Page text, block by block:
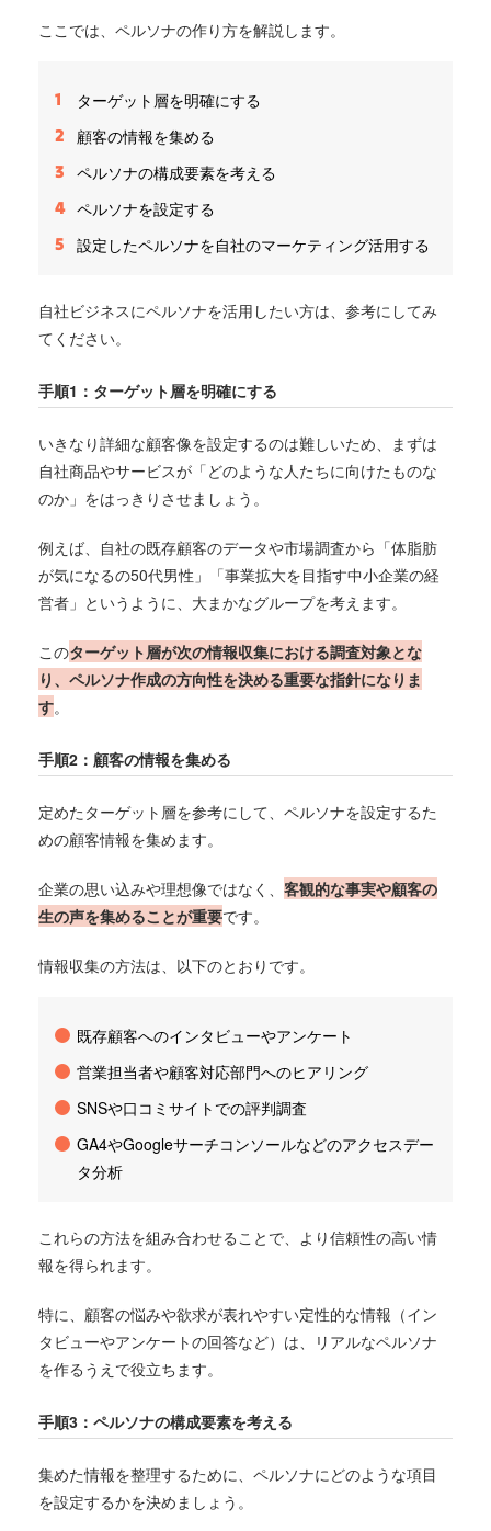
ここでは、ペルソナの作り方を解説します。
ターゲット層を明確にする
顧客の情報を集める
ペルソナの構成要素を考える
ペルソナを設定する
設定したペルソナを自社のマーケティング活用する
自社ビジネスにペルソナを活用したい方は、参考にしてみ
てください。
手順1：ターゲット層を明確にする
いきなり詳細な顧客像を設定するのは難しいため、まずは
自社商品やサービスが「どのような人たちに向けたものな
のか」をはっきりさせましょう。
例えば、自社の既存顧客のデータや市場調査から「体脂肪
が気になるの50代男性」「事業拡大を目指す中小企業の経
営者」というように、大まかなグループを考えます。
このターゲット層が次の情報収集における調査対象とな
り、ペルソナ作成の方向性を決める重要な指針になりま
す。
手順2：顧客の情報を集める
定めたターゲット層を参考にして、ペルソナを設定するた
めの顧客情報を集めます。
企業の思い込みや理想像ではなく、客観的な事実や顧客の
生の声を集めることが重要です。
情報収集の方法は、以下のとおりです。
既存顧客へのインタビューやアンケート
営業担当者や顧客対応部門へのヒアリング
SNSや口コミサイトでの評判調査
GA4やGoogleサーチコンソールなどのアクセスデー
タ分析
これらの方法を組み合わせることで、より信頼性の高い情
報を得られます。
特に、顧客の悩みや欲求が表れやすい定性的な情報（イン
タビューやアンケートの回答など）は、リアルなペルソナ
を作るうえで役立ちます。
手順3：ペルソナの構成要素を考える
集めた情報を整理するために、ペルソナにどのような項目
を設定するかを決めましょう。